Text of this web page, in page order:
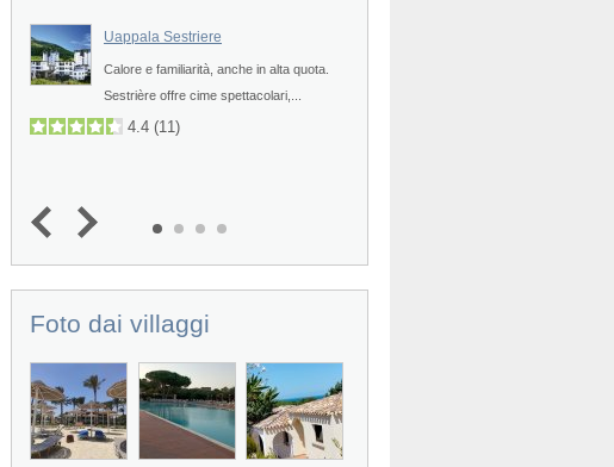
Uappala Sestriere
Calore e familiarità, anche in alta quota.
Sestrière offre cime spettacolari,...
4.4 (11)
Foto dai villaggi